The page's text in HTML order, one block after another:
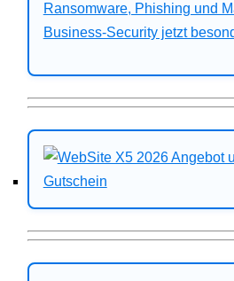
Ransomware, Phishing und
Business-Security jetzt